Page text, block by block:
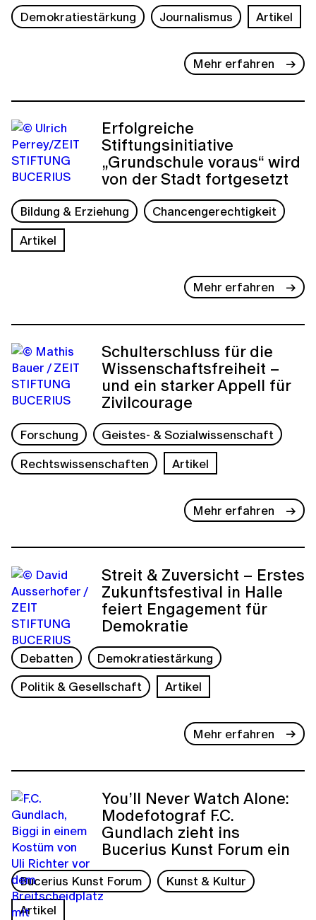
Demokratiestärkung Journalismus Artikel
Mehr erfahren
Erfolgreiche
Stiftungsinitiative
„Grundschule voraus“ wird
von der Stadt fortgesetzt
Bildung & Erziehung
Chancengerechtigkeit
Artikel
Mehr erfahren
Schulterschluss für die
Wissenschaftsfreiheit –
und ein starker Appell für
Zivilcourage
Forschung
Geistes- & Sozialwissenschaft
Rechtswissenschaften
Artikel
Mehr erfahren
Streit & Zuversicht – Erstes
Zukunftsfestival in Halle
feiert Engagement für
Demokratie
Debatten
Demokratiestärkung
Politik & Gesellschaft
Artikel
Mehr erfahren
You’ll Never Watch Alone:
Modefotograf F.C.
Gundlach zieht ins
Bucerius Kunst Forum ein
Bucerius Kunst Forum
Kunst & Kultur
Artikel